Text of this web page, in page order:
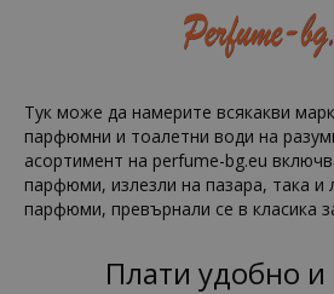
Тук може да намерите всякакви
парфюмни и тоалетни води на
асортимент на perfume-bg.eu
парфюми, излезли на пазара, така
парфюми, превърнали се в класика
Плати удобно и